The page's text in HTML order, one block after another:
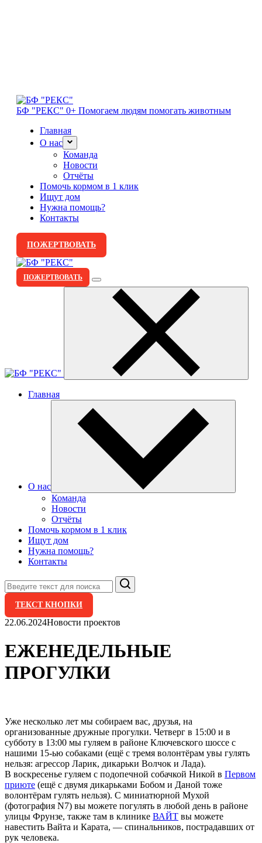
БФ "РЕКС" 0+ Помогаем людям помогать животным
Главная
О нас
Команда
Новости
Отчёты
Помочь кормом в 1 клик
Ищут дом
Нужна помощь?
Контакты
ПОЖЕРТВОВАТЬ
ПОЖЕРТВОВАТЬ
Главная
О нас
Команда
Новости
Отчёты
Помочь кормом в 1 клик
Ищут дом
Нужна помощь?
Контакты
Поиск
ТЕКСТ КНОПКИ
22.06.2024Новости проектов
ЕЖЕНЕДЕЛЬНЫЕ
ПРОГУЛКИ
Уже несколько лет мы собираем вас, друзья, на
организованные дружные прогулки. Четверг в 15:00 и в
субботу в 13:00 мы гуляем в районе Ключевского шоссе с
нашими 15-ью собаками (ещё с тремя волонтёрам увы гулять
нельзя: агрессор Ларик, дикарьки Волчок и Лада).
В воскресенье гуляем с подопечной собачкой Никой в Первом
приюте (ещё с двумя дикарьками Бобом и Даной тоже
волонтёрам гулять нельзя). С миниатюрной Мухой
(фотография N7) вы можете погулять в любой день в районе
улицы Фрунзе, также там в клинике ВАЙТ вы можете
навестить Вайта и Карата, — спинальников, пострадавших от
рук человека.